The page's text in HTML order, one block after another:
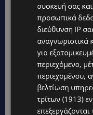
Hot this week
UPDATES
ΦΕΙΔΙΑΣ
για Ισαάκ και
συσκευή σας
προσωπικά
διεύθυνση IP
αναγνωριστικά
για
περιεχόμενο,
περιεχομένου,
βελτίωση
τρίτων (1913)